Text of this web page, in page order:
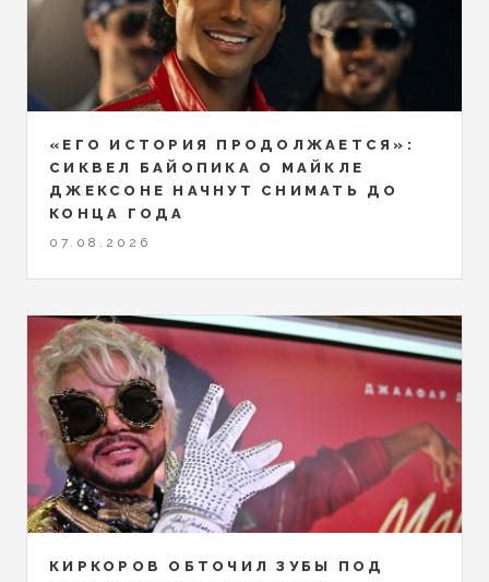
«ЕГО ИСТОРИЯ ПРОДОЛЖАЕТСЯ»:
СИКВЕЛ БАЙОПИКА О МАЙКЛЕ
ДЖЕКСОНЕ НАЧНУТ СНИМАТЬ ДО
КОНЦА ГОДА
07.08.2026
КИРКОРОВ ОБТОЧИЛ ЗУБЫ ПОД